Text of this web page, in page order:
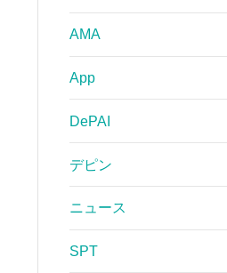
AMA
App
DePAI
デピン
ニュース
SPT